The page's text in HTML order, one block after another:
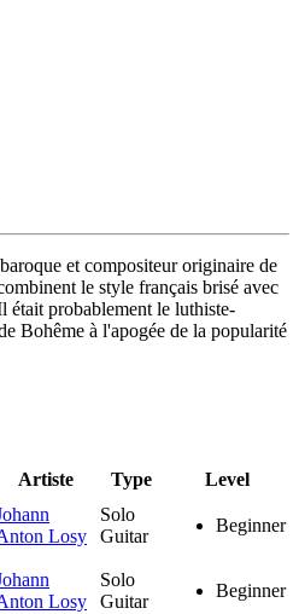
et compositeur originaire de
le style français brisé avec
était probablement le luthiste-
Bohême à l'apogée de la popularité
Artiste Type
Level
Losy
Solo
Guitar
Beginner
Losy
Solo
Guitar
Beginner